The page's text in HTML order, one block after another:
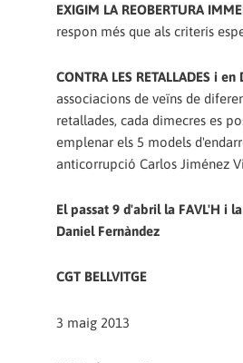
EXIGIM LA REOBERTURA
respon més que als criteris
CONTRA LES RETALLADES i
associacions de veïns de
retallades, cada dimecres es
emplenar els 5 models
anticorrupció Carlos Jiménez
El passat 9 d'abril la FAVL'H i
Daniel Fernàndez
CGT BELLVITGE
3 maig 2013